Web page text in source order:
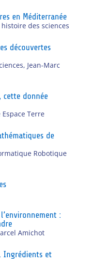
en Méditerranée
des sciences
découvertes
, Jean-Marc
donnée
Terre
de
Robotique
:
Amichot
Ingrédients et